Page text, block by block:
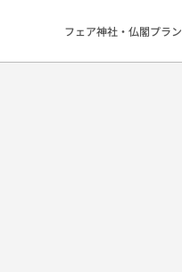
フェア神社・仏閣プラン